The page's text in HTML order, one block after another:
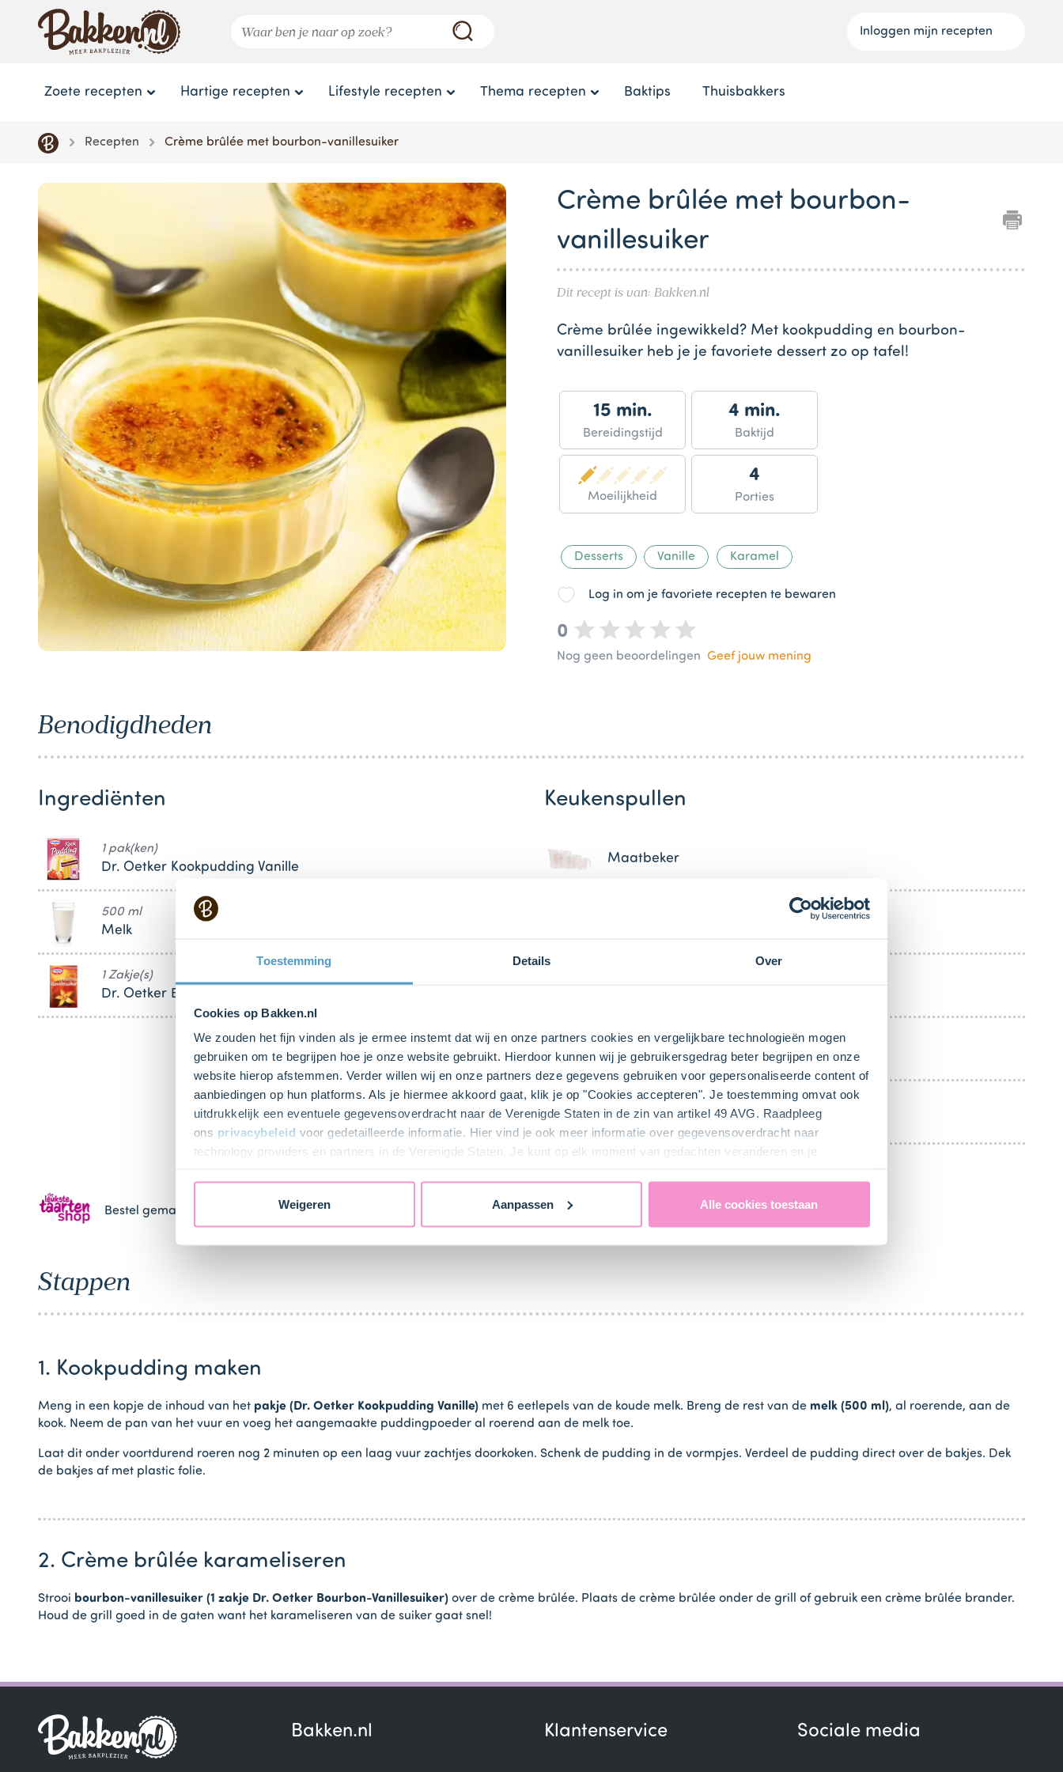
Toestemming Details Over
Cookies op Bakken.nl
We zouden het fijn vinden als je ermee instemt dat wij en onze partners cookies en vergelijkbare technologieën mogen
gebruiken om te begrijpen hoe je onze website gebruikt. Hierdoor kunnen wij je gebruikersgedrag beter begrijpen en onze
website hierop afstemmen. Verder willen wij en onze partners deze gegevens gebruiken voor gepersonaliseerde content of
aanbiedingen op hun platforms. Als je hiermee akkoord gaat, klik je op "Cookies accepteren". Je toestemming omvat ook
uitdrukkelijk een eventuele gegevensoverdracht naar de Verenigde Staten in de zin van artikel 49 AVG. Raadpleeg
ons privacybeleid voor gedetailleerde informatie. Hier vind je ook meer informatie over gegevensoverdracht naar
technology providers en partners in de Verenigde Staten. Je kunt op elk moment van gedachten veranderen en je
Weigeren Aanpassen Alle cookies toestaan
Inloggen mijn recepten
Zoete recepten Hartige recepten Lifestyle recepten Thema recepten Baktips Thuisbakkers
Recepten Crème brûlée met bourbon-vanillesuiker
Crème brûlée met bourbon-
vanillesuiker
Dit recept is van: Bakken.nl
1
Crème brûlée ingewikkeld? Met kookpudding en bourbon-
vanillesuiker heb je je favoriete dessert zo op tafel!
15 min.
Bereidingstijd
4 min.
Baktijd
Moeilijkheid
4
Porties
Desserts Vanille Karamel
Log in om je favoriete recepten te bewaren
0
Nog geen beoordelingen Geef jouw mening
Benodigdheden
Ingrediënten
1 pak(ken)
Dr. Oetker Kookpudding Vanille
500 ml
Melk
1 Zakje(s)
Dr. Oetker Bourbon-Vanillesuiker
Keukenspullen
Maatbeker
4 Stuk(s)
Schaaltje(s)
Vershoudfolie
Bestel gemakkelijk en snel je bakproducten bij ons zusje DeLeuksteTaartenshop
Stappen
1. Kookpudding maken
Meng in een kopje de inhoud van het pakje (Dr. Oetker Kookpudding Vanille) met 6 eetlepels van de koude melk. Breng de rest van de melk (500 ml), al roerende, aan de
kook. Neem de pan van het vuur en voeg het aangemaakte puddingpoeder al roerend aan de melk toe.
Laat dit onder voortdurend roeren nog 2 minuten op een laag vuur zachtjes doorkoken. Schenk de pudding in de vormpjes. Verdeel de pudding direct over de bakjes. Dek
de bakjes af met plastic folie.
2. Crème brûlée karameliseren
Strooi bourbon-vanillesuiker (1 zakje Dr. Oetker Bourbon-Vanillesuiker) over de crème brûlée. Plaats de crème brûlée onder de grill of gebruik een crème brûlée brander.
Houd de grill goed in de gaten want het karameliseren van de suiker gaat snel!
Bakken.nl Klantenservice Sociale media